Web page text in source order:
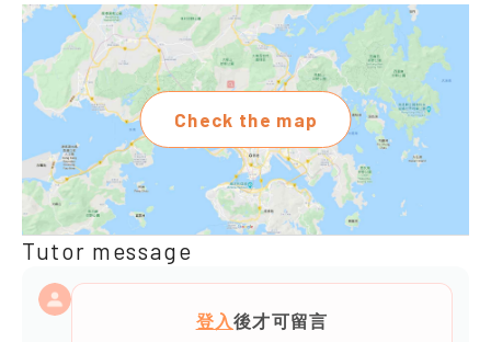
Check the map
Tutor message
登入後才可留言